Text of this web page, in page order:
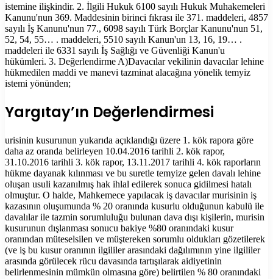
istemine ilişkindir. 2. İlgili Hukuk 6100 sayılı Hukuk Muhakemeleri
Kanunu'nun 369. Maddesinin birinci fıkrası ile 371. maddeleri, 4857
sayılı İş Kanunu'nun 77., 6098 sayılı Türk Borçlar Kanunu'nun 51,
52, 54, 55… . maddeleri, 5510 sayılı Kanun'un 13, 16, 19… .
maddeleri ile 6331 sayılı İş Sağlığı ve Güvenliği Kanun'u
hükümleri. 3. Değerlendirme A)Davacılar vekilinin davacılar lehine
hükmedilen maddi ve manevi tazminat alacağına yönelik temyiz
istemi yönünden;
Yargıtay’ın Değerlendirmesi
urisinin kusurunun yukarıda açıklandığı üzere 1. kök rapora göre
daha az oranda belirleyen 10.04.2016 tarihli 2. kök rapor,
31.10.2016 tarihli 3. kök rapor, 13.11.2017 tarihli 4. kök raporların
hükme dayanak kılınması ve bu suretle temyize gelen davalı lehine
oluşan usuli kazanılmış hak ihlal edilerek sonuca gidilmesi hatalı
olmuştur. O halde, Mahkemece yapılacak iş davacılar murisinin iş
kazasının oluşumunda % 20 oranında kusurlu olduğunun kabulü ile
davalılar ile tazmin sorumluluğu bulunan dava dışı kişilerin, murisin
kusurunun dışlanması sonucu bakiye %80 oranındaki kusur
oranından müteselsilen ve müştereken sorumlu oldukları gözetilerek
(ve iş bu kusur oranının ilgililer arasındaki dağılımının yine ilgililer
arasında görülecek rücu davasında tartışılarak aidiyetinin
belirlenmesinin mümkün olmasına göre) belirtilen % 80 oranındaki